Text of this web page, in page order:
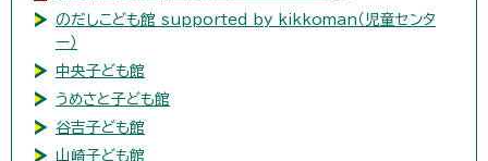
のだしこども館 supported by kikkoman（児童センタ
ー）
中央子ども館
うめさと子ども館
谷吉子ども館
山崎子ども館